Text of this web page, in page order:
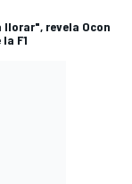
llorar", revela Ocon
F1